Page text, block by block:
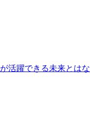
活躍できる未来とはな